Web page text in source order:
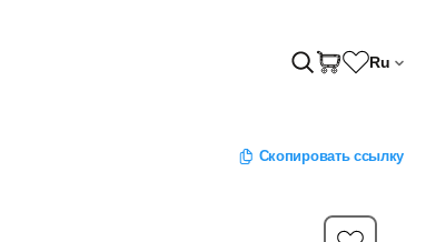
Ru
Скопировать ссылку